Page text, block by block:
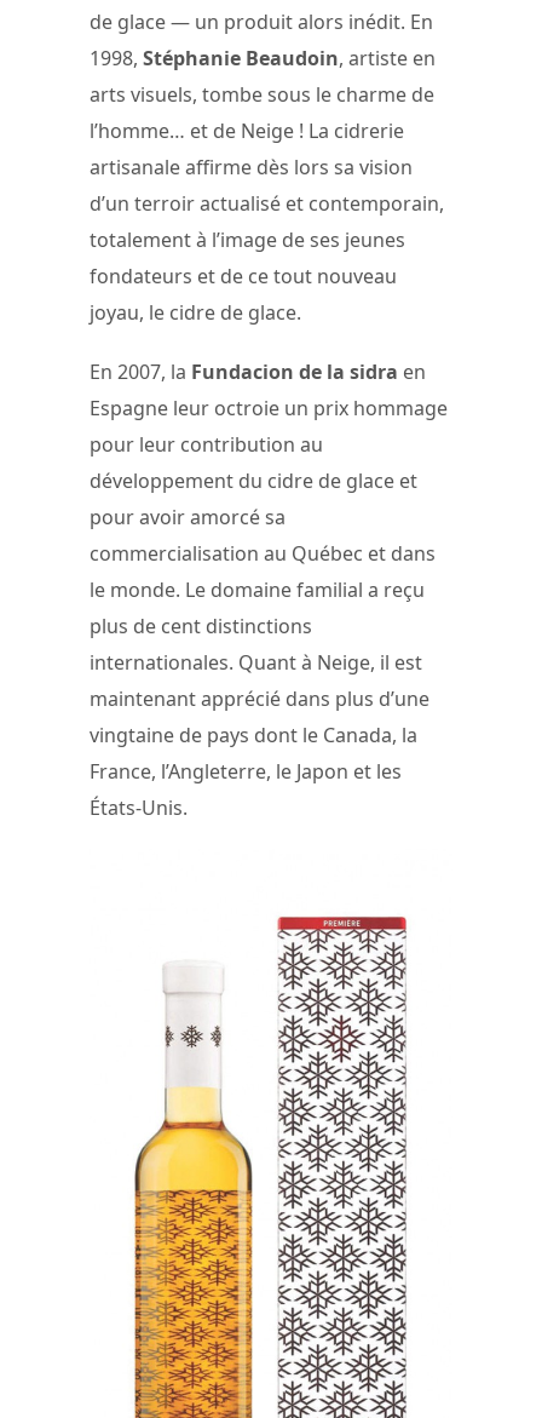
de glace — un produit alors inédit. En
1998, Stéphanie Beaudoin, artiste en
arts visuels, tombe sous le charme de
l’homme… et de Neige ! La cidrerie
artisanale affirme dès lors sa vision
d’un terroir actualisé et contemporain,
totalement à l’image de ses jeunes
fondateurs et de ce tout nouveau
joyau, le cidre de glace.
En 2007, la Fundacion de la sidra en
Espagne leur octroie un prix hommage
pour leur contribution au
développement du cidre de glace et
pour avoir amorcé sa
commercialisation au Québec et dans
le monde. Le domaine familial a reçu
plus de cent distinctions
internationales. Quant à Neige, il est
maintenant apprécié dans plus d’une
vingtaine de pays dont le Canada, la
France, l’Angleterre, le Japon et les
États-Unis.